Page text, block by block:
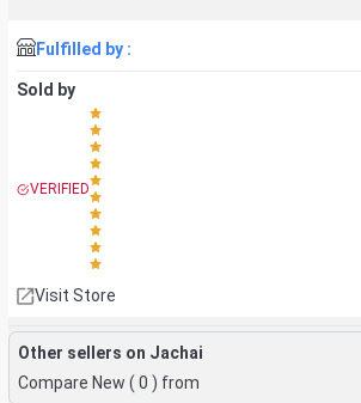
Fulfilled by :
Sold by
VERIFIED
Visit Store
Other sellers on Jachai
Compare New ( 0 ) from